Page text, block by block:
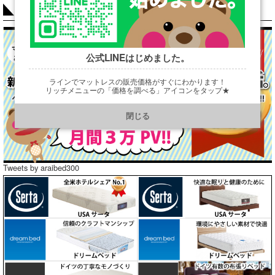
COLUMN
Tweets by araibed300
公式LINEはじめました。
ラインでマットレスの販売価格がすぐにわかります！
リッチメニューの「価格を調べる」アイコンをタップ★
https://line.me/R/ti/p/@901ptzjz
閉じる